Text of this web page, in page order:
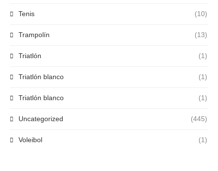
Tenis (10)
Trampolín (13)
Triatlón (1)
Triatlón blanco (1)
Triatlón blanco (1)
Uncategorized (445)
Voleibol (1)